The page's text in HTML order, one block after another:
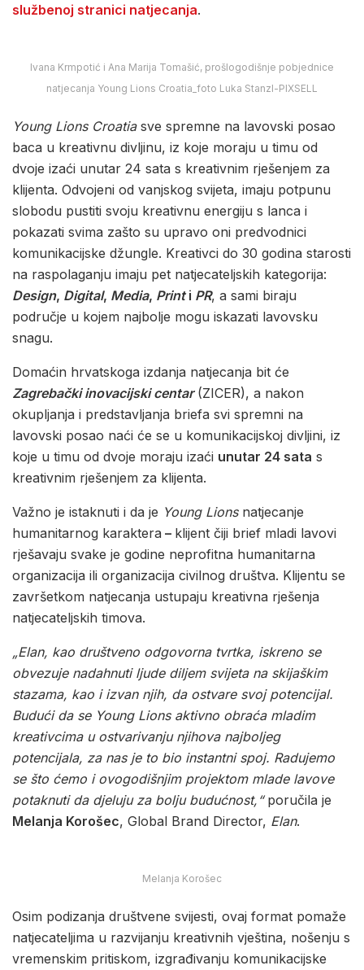
službenoj stranici natjecanja.
Ivana Krmpotić i Ana Marija Tomašić, prošlogodišnje pobjednice
natjecanja Young Lions Croatia_foto Luka Stanzl-PIXSELL
Young Lions Croatiasve spremne na lavovski posao
baca u kreativnu divljinu, iz koje moraju u timu od
dvoje izaći unutar 24 sata s kreativnim rješenjem za
klijenta. Odvojeni od vanjskog svijeta, imaju potpunu
slobodu pustiti svoju kreativnu energiju s lanca i
pokazati svima zašto su upravo oni predvodnici
komunikacijske džungle. Kreativci do 30 godina starosti
na raspolaganju imaju pet natjecateljskih kategorija:
Design, Digital, Media, Printi PR, a sami biraju
područje u kojem najbolje mogu iskazati lavovsku
snagu.
Domaćin hrvatskoga izdanja natjecanja bit će
Zagrebački inovacijski centar(ZICER), a nakon
okupljanja i predstavljanja briefa svi spremni na
lavovski posao naći će se u komunikacijskoj divljini, iz
koje u timu od dvoje moraju izaći unutar 24 sata s
kreativnim rješenjem za klijenta.
Važno je istaknuti i da je Young Lionsnatjecanje
humanitarnog karaktera – klijent čiji brief mladi lavovi
rješavaju svake je godine neprofitna humanitarna
organizacija ili organizacija civilnog društva. Klijentu se
završetkom natjecanja ustupaju kreativna rješenja
natjecateljskih timova.
„Elan, kao društveno odgovorna tvrtka, iskreno se
obvezuje nadahnuti ljude diljem svijeta na skijaškim
stazama, kao i izvan njih, da ostvare svoj potencijal.
Budući da se Young Lions aktivno obraća mladim
kreativcima u ostvarivanju njihova najboljeg
potencijala, za nas je to bio instantni spoj. Radujemo
se što ćemo i ovogodišnjim projektom mlade lavove
potaknuti da djeluju za bolju budućnost,“poručila je
Melanja Korošec, Global Brand Director, Elan.
Melanja Korošec
Osim podizanja društvene svijesti, ovaj format pomaže
natjecateljima u razvijanju kreativnih vještina, nošenju s
vremenskim pritiskom, izgrađivanju komunikacijske